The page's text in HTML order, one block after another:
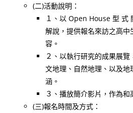
(二)活動說明：
１、以 Open House 型 式
解說，提供報名來訪之高
容。
２、以執行研究的成果展
文地理、自然地理、以及
涵。
３、播放簡介影片，作為和
(三)報名時間及方式：